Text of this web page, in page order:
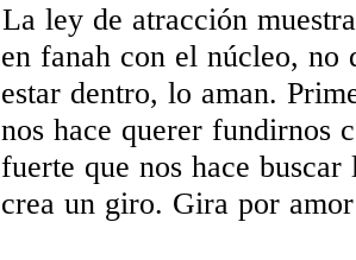
La ley de atracción
en fanah con el núcleo, no
estar dentro, lo aman.
nos hace querer fundirnos
fuerte que nos hace
crea un giro. Gira por